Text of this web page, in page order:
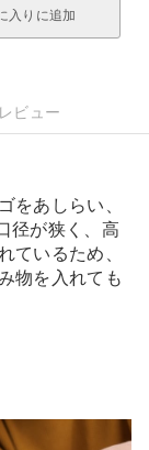
入りに追加
ビュー
をあしらい、
径が狭く、高
ているため、
物を入れても